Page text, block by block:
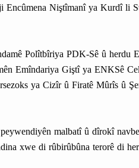
Niştîmanî ya Kurdî li
Polîtbîriya PDK-Sê û herdu
Emîndariya Giştî ya ENKSê
ya Cizîr û Firatê Mûrîs û
malbatî û dîrokî
xwe di rûbirûbûna terorê di